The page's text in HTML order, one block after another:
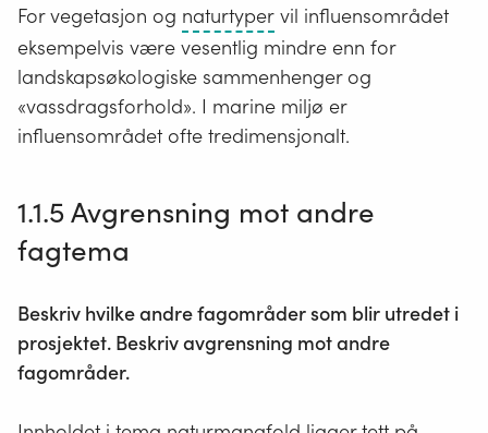
For vegetasjon og naturtyperEn
naturtype
er
en
ensartet
som
levende
organismer
miljøfaktorene
vil influensområdet
eksempelvis være vesentlig mindre enn for
landskapsøkologiske sammenhenger og
«vassdragsforhold». I marine miljø er
influensområdet ofte tredimensjonalt.
1.1.5 Avgrensning mot andre
fagtema
Beskriv hvilke andre fagområder som blir utredet i
prosjektet. Beskriv avgrensning mot andre
fagområder.